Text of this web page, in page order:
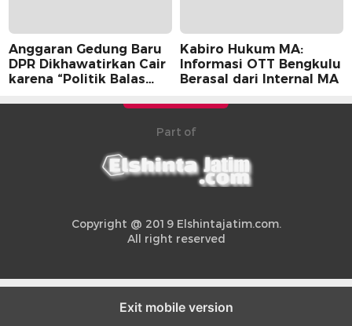
Anggaran Gedung Baru
DPR Dikhawatirkan Cair
karena “Politik Balas
Kabiro Hukum MA:
Informasi OTT Bengkulu
Berasal dari Internal MA
Part of
Copyright @ 2019 Elshintajatim.com.
All right reserved
Exit mobile version